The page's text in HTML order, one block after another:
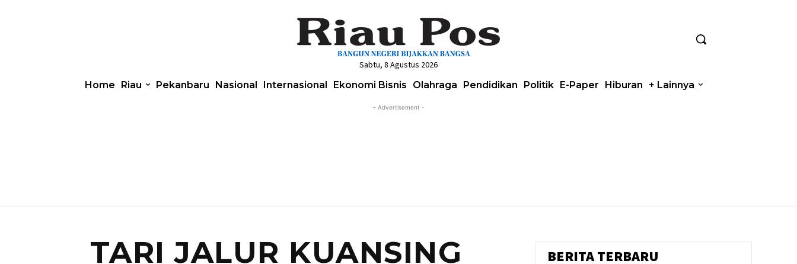
Sabtu, 8 Agustus 2026
Home Riau Pekanbaru Nasional Internasional Ekonomi Bisnis Olahraga Pendidikan Politik E-Paper Hiburan + Lainnya
- Advertisement -
TARI JALUR KUANSING BERITA TERBARU